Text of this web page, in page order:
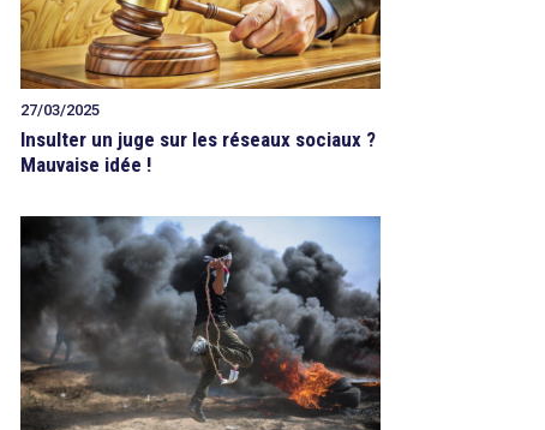
27/03/2025
Insulter un juge sur les réseaux sociaux ?
Mauvaise idée !